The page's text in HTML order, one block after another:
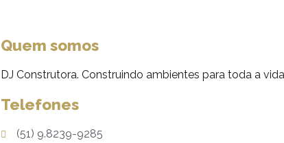
Quem somos
DJ Construtora. Construindo ambientes para toda a
Telefones
(51) 9.8239-9285